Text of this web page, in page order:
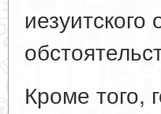
Кроме того,